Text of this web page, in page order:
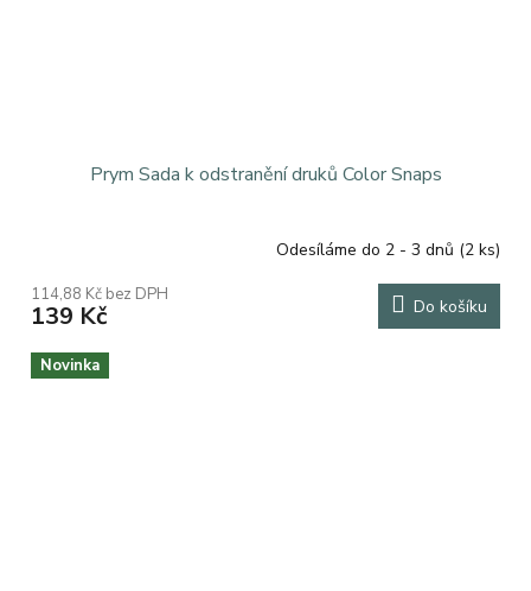
Prym Sada k odstranění druků Color Snaps
Odesíláme do 2 - 3 dnů (2 ks)
114,88 Kč bez DPH
139 Kč Do košíku
Novinka